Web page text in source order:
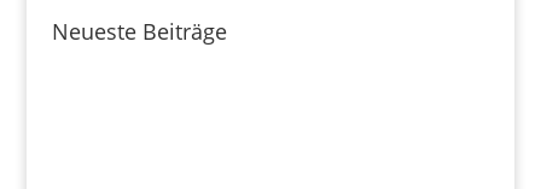
Neueste Beiträge